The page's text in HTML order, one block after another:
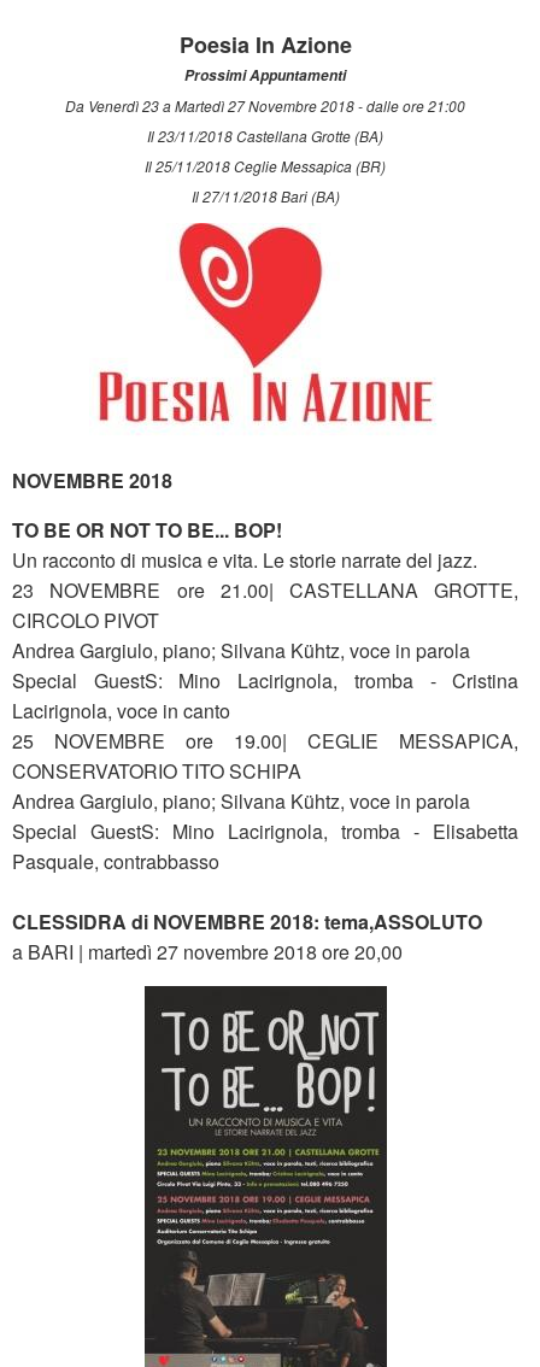
Poesia In Azione
Prossimi Appuntamenti
Da Venerdì 23 a Martedì 27 Novembre 2018 - dalle ore 21:00
Il 23/11/2018 Castellana Grotte (BA)
Il 25/11/2018 Ceglie Messapica (BR)
Il 27/11/2018 Bari (BA)
NOVEMBRE 2018
TO BE OR NOT TO BE... BOP!
Un racconto di musica e vita. Le storie narrate del jazz.
23 NOVEMBRE ore 21.00| CASTELLANA GROTTE,
CIRCOLO PIVOT
Andrea Gargiulo, piano; Silvana Kühtz, voce in parola
Special GuestS: Mino Lacirignola, tromba - Cristina
Lacirignola, voce in canto
25 NOVEMBRE ore 19.00| CEGLIE MESSAPICA,
CONSERVATORIO TITO SCHIPA
Andrea Gargiulo, piano; Silvana Kühtz, voce in parola
Special GuestS: Mino Lacirignola, tromba - Elisabetta
Pasquale, contrabbasso
CLESSIDRA di NOVEMBRE 2018: tema,ASSOLUTO
a BARI | martedì 27 novembre 2018 ore 20,00